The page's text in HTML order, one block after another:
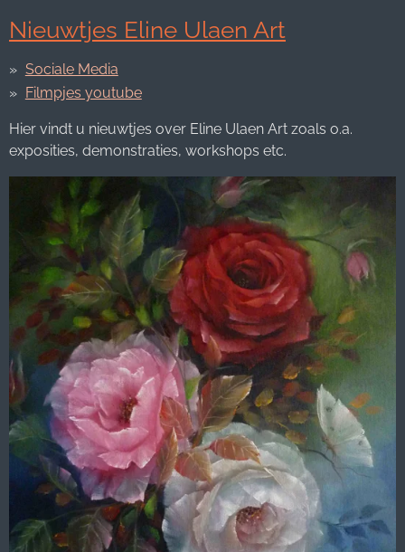
Nieuwtjes Eline Ulaen Art
Sociale Media
Filmpjes youtube
Hier vindt u nieuwtjes over Eline Ulaen Art zoals o.a.
exposities, demonstraties, workshops etc.